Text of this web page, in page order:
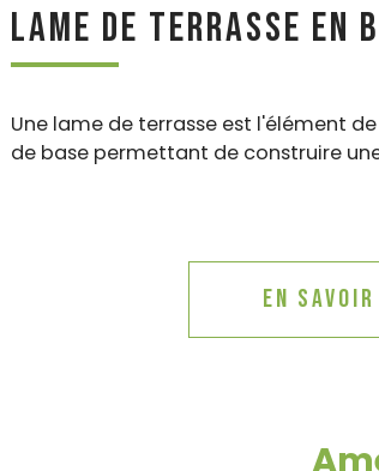
Lame de terrasse en
Une lame de terrasse est l'élément
de base permettant de construire
En